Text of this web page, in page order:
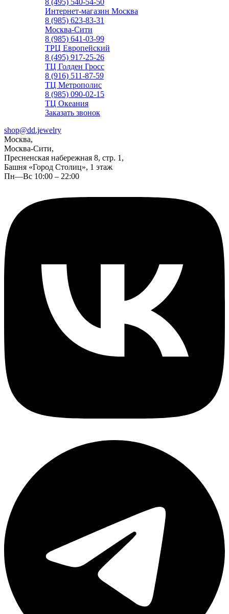
8 (495) 540-54-50
Интернет-магазин Москва
8 (985) 623-83-31
Москва-Сити
8 (985) 641-03-99
ТРЦ Европейский
8 (495) 917-25-26
ТЦ Голден Гросс
8 (916) 511-87-59
ТЦ Метрополис
8 (985) 090-02-15
ТЦ Океания
Заказать звонок
shop@dd.jewelry
Москва,
Москва-Сити,
Пресненская набережная 8, стр. 1,
Башня «Город Столиц», 1 этаж
Пн—Вс 10:00 – 22:00